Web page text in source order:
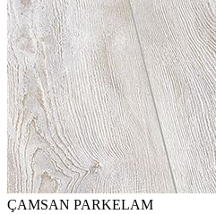
ÇAMSAN PARKELAM